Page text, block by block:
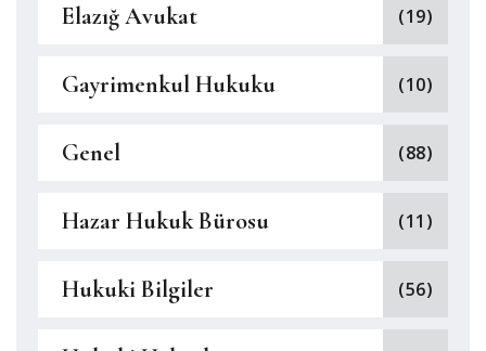
Elazığ Avukat (19)
Gayrimenkul Hukuku (10)
Genel (88)
Hazar Hukuk Bürosu (11)
Hukuki Bilgiler (56)